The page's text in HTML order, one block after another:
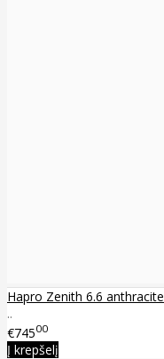
Hapro Zenith 6.6 anthracite
..
€74500
Į krepšelį